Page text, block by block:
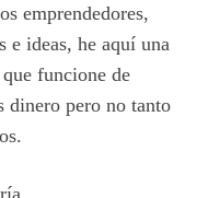
emprendedores,
e ideas, he aquí una
funcione de
dinero pero no tanto